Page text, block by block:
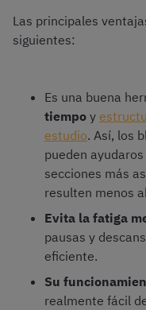
Las principales
siguientes:
Es una buena
tiempo y
estudio. Así, los
pueden
secciones más
resulten menos
Evita la fatiga
pausas y
eficiente.
Su
realmente fácil